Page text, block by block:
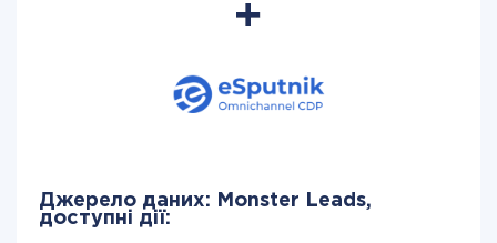
Джерело даних: Monster Leads,
доступні дії: